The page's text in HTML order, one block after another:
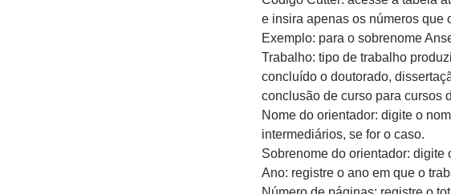
e insira apenas os números que
Exemplo: para o sobrenome
Trabalho: tipo de trabalho
concluído o doutorado,
conclusão de curso para cursos
Nome do orientador: digite o
intermediários, se for o caso.
Sobrenome do orientador: digite
Ano: registre o ano em que o